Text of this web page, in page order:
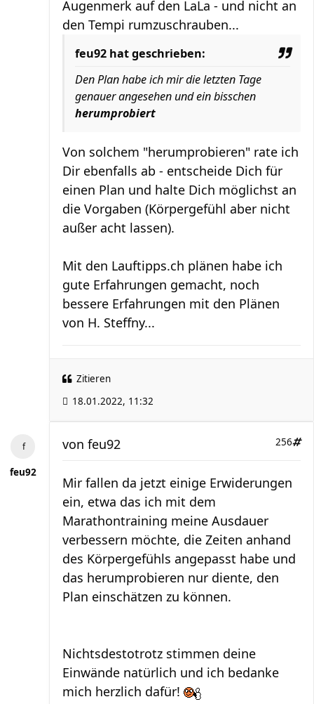
Augenmerk auf den LaLa - und nicht an
den Tempi rumzuschrauben...
feu92 hat geschrieben:
Den Plan habe ich mir die letzten Tage
genauer angesehen und ein bisschen
herumprobiert
Von solchem "herumprobieren" rate ich
Dir ebenfalls ab - entscheide Dich für
einen Plan und halte Dich möglichst an
die Vorgaben (Körpergefühl aber nicht
außer acht lassen).
Mit den Lauftipps.ch plänen habe ich
gute Erfahrungen gemacht, noch
bessere Erfahrungen mit den Plänen
von H. Steffny...
Zitieren
18.01.2022, 11:32
feu92
256
von feu92
Mir fallen da jetzt einige Erwiderungen
ein, etwa das ich mit dem
Marathontraining meine Ausdauer
verbessern möchte, die Zeiten anhand
des Körpergefühls angepasst habe und
das herumprobieren nur diente, den
Plan einschätzen zu können.
Nichtsdestotrotz stimmen deine
Einwände natürlich und ich bedanke
mich herzlich dafür!